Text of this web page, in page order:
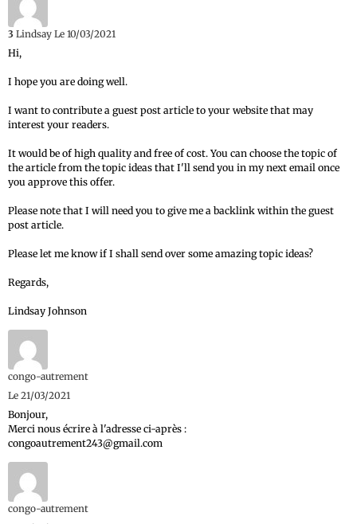
3 Lindsay Le 10/03/2021
Hi,
I hope you are doing well.
I want to contribute a guest post article to your website that may
interest your readers.
It would be of high quality and free of cost. You can choose the topic of
the article from the topic ideas that I'll send you in my next email once
you approve this offer.
Please note that I will need you to give me a backlink within the guest
post article.
Please let me know if I shall send over some amazing topic ideas?
Regards,
Lindsay Johnson
congo-autrement
Le 21/03/2021
Bonjour,
Merci nous écrire à l'adresse ci-après :
congoautrement243@gmail.com
congo-autrement